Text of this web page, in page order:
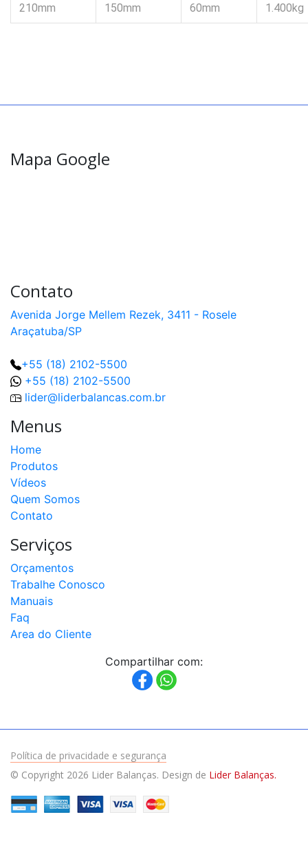
210mm 150mm 60mm 1.400kg
Mapa Google
Contato
Avenida Jorge Mellem Rezek, 3411 - Rosele
Araçatuba/SP
+55 (18) 2102-5500
+55 (18) 2102-5500
lider@liderbalancas.com.br
Menus
Home
Produtos
Vídeos
Quem Somos
Contato
Serviços
Orçamentos
Trabalhe Conosco
Manuais
Faq
Area do Cliente
Compartilhar com:
Política de privacidade e segurança
© Copyright 2026 Lider Balanças. Design de Lider Balanças.